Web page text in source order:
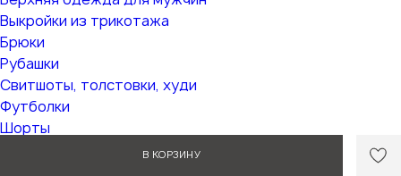
В КОРЗИНУ
Выкройки из трикотажа
Брюки
Рубашки
Свитшоты, толстовки, худи
Футболки
Шорты